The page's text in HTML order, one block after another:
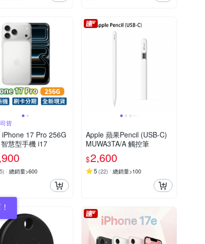
貨
iPhone 17 Pro 256G
慧型手機 i17
) 總銷量>600
Apple 蘋果Pencil (USB-C)
MUWA3TA/A 觸控筆
$2,600
5 (22) 總銷量>100